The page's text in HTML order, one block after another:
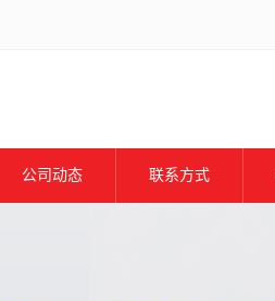
公司动态 联系方式